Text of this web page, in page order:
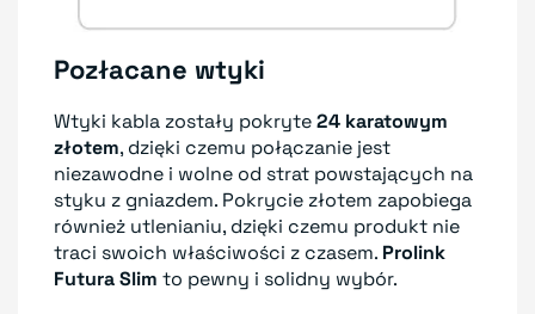
Pozłacane wtyki
Wtyki kabla zostały pokryte24 karatowym
złotem, dzięki czemu połączanie jest
niezawodne i wolne od strat powstających na
styku z gniazdem. Pokrycie złotem zapobiega
również utlenianiu, dzięki czemu produkt nie
traci swoich właściwości z czasem. Prolink
Futura Slim to pewny i solidny wybór.